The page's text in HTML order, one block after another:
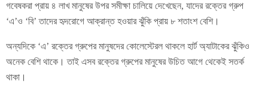
গবেষকরা প্রায় ৪ লাখ মানুষের উপর সমীক্ষা চালিয়ে দেখেছেন, যাদের রক্তের গ্রুপ
‘এ’ও ‘বি’ তাদের হৃদরোগে আক্রান্ত হওয়ার ঝুঁকি প্রায় ৮ শতাংশ বেশি।
অন্যদিকে ‘এ’ রক্তের গ্রুপের মানুষদের কোলেস্টেরল থাকলে হার্ট অ্যাটাকের ঝুঁকিও
অনেক বেশি থাকে। তাই এসব রক্তের গ্রুপের মানুষের উচিত আগে থেকেই সতর্ক
থাকা।